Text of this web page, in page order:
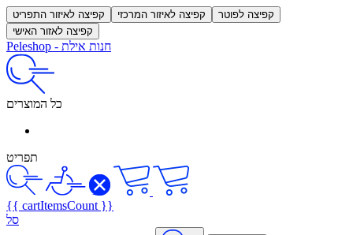
קפיצה לאיזור התפריט קפיצה לאיזור המרכזי
קפיצה לפוטר
קפיצה לאזור האישי
Peleshop - חנות אילת
כל המוצרים
תפריט
{{ cartItemsCount }}
סל